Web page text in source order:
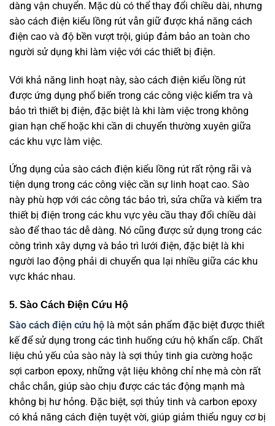
dàng vận chuyển. Mặc dù có thể thay đổi chiều dài, nhưng
sào cách điện kiểu lồng rút vẫn giữ được khả năng cách
điện cao và độ bền vượt trội, giúp đảm bảo an toàn cho
người sử dụng khi làm việc với các thiết bị điện.
Với khả năng linh hoạt này, sào cách điện kiểu lồng rút
được ứng dụng phổ biến trong các công việc kiểm tra và
bảo trì thiết bị điện, đặc biệt là khi làm việc trong không
gian hạn chế hoặc khi cần di chuyển thường xuyên giữa
các khu vực làm việc.
Ứng dụng của sào cách điện kiểu lồng rút rất rộng rãi và
tiện dụng trong các công việc cần sự linh hoạt cao. Sào
này phù hợp với các công tác bảo trì, sửa chữa và kiểm tra
thiết bị điện trong các khu vực yêu cầu thay đổi chiều dài
sào để thao tác dễ dàng. Nó cũng được sử dụng trong các
công trình xây dựng và bảo trì lưới điện, đặc biệt là khi
người lao động phải di chuyển qua lại nhiều giữa các khu
vực khác nhau.
5. Sào Cách Điện Cứu Hộ
Sào cách điện cứu hộ là một sản phẩm đặc biệt được thiết
kế để sử dụng trong các tình huống cứu hộ khẩn cấp. Chất
liệu chủ yếu của sào này là sợi thủy tinh gia cường hoặc
sợi carbon epoxy, những vật liệu không chỉ nhẹ mà còn rất
chắc chắn, giúp sào chịu được các tác động mạnh mà
không bị hư hỏng. Đặc biệt, sợi thủy tinh và carbon epoxy
có khả năng cách điện tuyệt vời, giúp giảm thiểu nguy cơ bị